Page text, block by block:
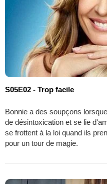
S05E02 - Trop facile
Bonnie a des soupçons
de désintoxication et se lie
se frottent à la loi quand ils
pour un tour de magie.